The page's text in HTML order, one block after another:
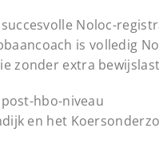
Noloc-
is volledig
zonder extra
hbo-niveau
en het